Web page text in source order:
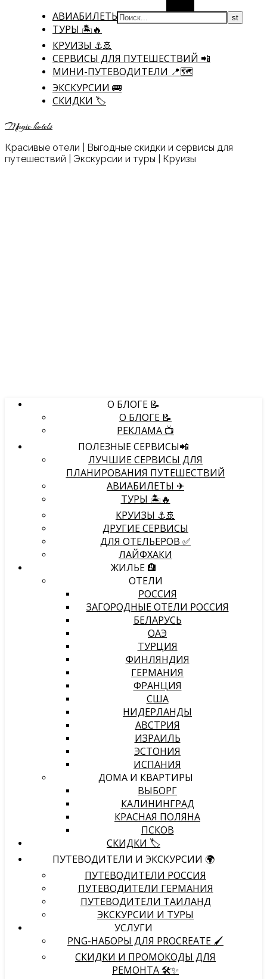
АВИАБИЛЕТЫ ✈
ТУРЫ 🏝🔥
КРУИЗЫ ⚓🚢
CЕРВИСЫ ДЛЯ ПУТЕШЕСТВИЙ 📲
МИНИ-ПУТЕВОДИТЕЛИ 📍🗺️
ЭКСКУРСИИ 🚌
СКИДКИ 🏷️
Magic hotels
Красивые отели | Выгодные скидки и сервисы для
путешествий | Экскурсии и туры | Круизы
О БЛОГЕ 📝
О БЛОГЕ 📝
РЕКЛАМА 📺
ПОЛЕЗНЫЕ СЕРВИСЫ📲
ЛУЧШИЕ СЕРВИСЫ ДЛЯ
ПЛАНИРОВАНИЯ ПУТЕШЕСТВИЙ
АВИАБИЛЕТЫ ✈
ТУРЫ 🏝🔥
КРУИЗЫ ⚓🚢
ДРУГИЕ СЕРВИСЫ
ДЛЯ ОТЕЛЬЕРОВ ✅
ЛАЙФХАКИ
ЖИЛЬЕ 🏨
ОТЕЛИ
РОССИЯ
ЗАГОРОДНЫЕ ОТЕЛИ РОССИЯ
БЕЛАРУСЬ
ОАЭ
ТУРЦИЯ
ФИНЛЯНДИЯ
ГЕРМАНИЯ
ФРАНЦИЯ
США
НИДЕРЛАНДЫ
АВСТРИЯ
ИЗРАИЛЬ
ЭСТОНИЯ
ИСПАНИЯ
ДОМА И КВАРТИРЫ
ВЫБОРГ
КАЛИНИНГРАД
КРАСНАЯ ПОЛЯНА
ПСКОВ
СКИДКИ 🏷️
ПУТЕВОДИТЕЛИ И ЭКСКУРСИИ 🌍
ПУТЕВОДИТЕЛИ РОССИЯ
ПУТЕВОДИТЕЛИ ГЕРМАНИЯ
ПУТЕВОДИТЕЛИ ТАИЛАНД
ЭКСКУРСИИ И ТУРЫ
УСЛУГИ
PNG-НАБОРЫ ДЛЯ PROCREATE 🖌
СКИДКИ И ПРОМОКОДЫ ДЛЯ
РЕМОНТА 🛠️✨